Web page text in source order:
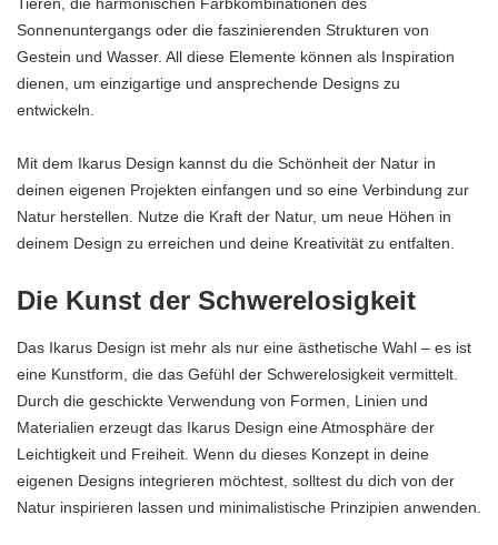
Sonnenuntergangs oder die faszinierenden Strukturen von
Gestein und Wasser. All diese Elemente können als Inspiration
dienen, um einzigartige und ansprechende Designs zu
entwickeln.
Mit dem Ikarus Design kannst du die Schönheit der Natur in
deinen eigenen Projekten einfangen und so eine Verbindung zur
Natur herstellen. Nutze die Kraft der Natur, um neue Höhen in
deinem Design zu erreichen und deine Kreativität zu entfalten.
Die Kunst der Schwerelosigkeit
Das Ikarus Design ist mehr als nur eine ästhetische Wahl – es ist
eine Kunstform, die das Gefühl der Schwerelosigkeit vermittelt.
Durch die geschickte Verwendung von Formen, Linien und
Materialien erzeugt das Ikarus Design eine Atmosphäre der
Leichtigkeit und Freiheit. Wenn du dieses Konzept in deine
eigenen Designs integrieren möchtest, solltest du dich von der
Natur inspirieren lassen und minimalistische Prinzipien anwenden.